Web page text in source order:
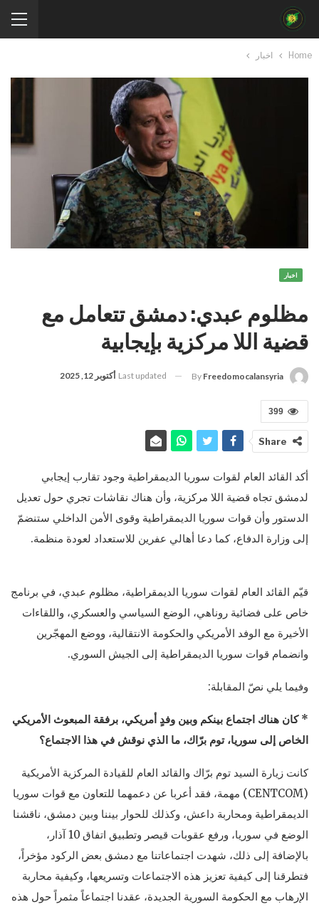
Home اخبار
اخبار
مظلوم عبدي: دمشق تتعامل مع
قضية اللا مركزية بإيجابية
By Freedomocalansyria
Last updated أكتوبر 12, 2025
399
Share
أكد القائد العام لقوات سوريا الديمقراطية وجود تقارب إيجابي
لدمشق تجاه قضية اللا مركزية، وأن هناك نقاشات تجري حول تعديل
الدستور وأن قوات سوريا الديمقراطية وقوى الأمن الداخلي ستنضمّ
إلى وزارة الدفاع، كما دعا أهالي عفرين للاستعداد لعودة منظمة.
قيّم القائد العام لقوات سوريا الديمقراطية، مظلوم عبدي، في برنامج
خاص على فضائية روناهي، الوضع السياسي والعسكري، واللقاءات
الأخيرة مع الوفد الأمريكي والحكومة الانتقالية، ووضع المهجّرين
وانضمام قوات سوريا الديمقراطية إلى الجيش السوري.
وفيما يلي نصّ المقابلة:
* كان هناك اجتماع بينكم وبين وفدٍ أمريكي، برفقة المبعوث الأمريكي
الخاص إلى سوريا، توم برّاك، ما الذي نوقش في هذا الاجتماع؟
كانت زيارة السيد توم برّاك والقائد العام للقيادة المركزية الأمريكية
(CENTCOM) مهمة، فقد أعربا عن دعمهما للتعاون مع قوات سوريا
الديمقراطية ومحاربة داعش، وكذلك للحوار بيننا وبين دمشق، ناقشنا
الوضع في سوريا، ورفع عقوبات قيصر وتطبيق اتفاق 10 آذار،
بالإضافة إلى ذلك، شهدت اجتماعاتنا مع دمشق بعض الركود مؤخراً،
فتطرقنا إلى كيفية تعزيز هذه الاجتماعات وتسريعها، وكيفية محاربة
الإرهاب مع الحكومة السورية الجديدة، عقدنا اجتماعاً مثمراً حول هذه